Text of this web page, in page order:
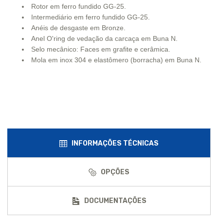
Rotor em ferro fundido GG-25.
Intermediário em ferro fundido GG-25.
Anéis de desgaste em Bronze.
Anel O'ring de vedação da carcaça em Buna N.
Selo mecânico: Faces em grafite e cerâmica.
Mola em inox 304 e elastômero (borracha) em Buna N.
INFORMAÇÕES TÉCNICAS
OPÇÕES
DOCUMENTAÇÕES